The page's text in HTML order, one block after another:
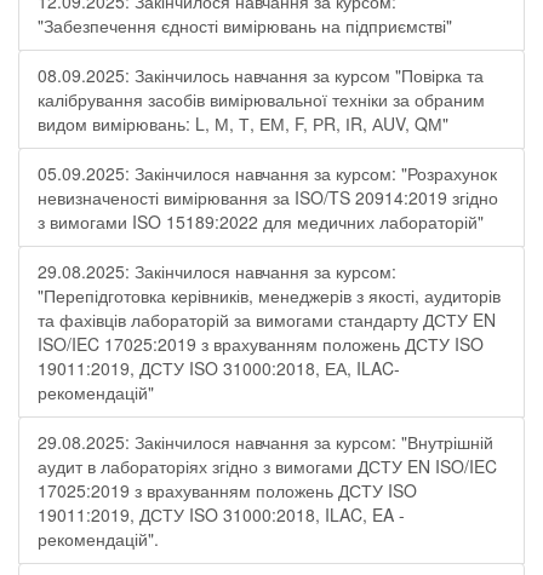
"Забезпечення єдності вимірювань на підприємстві"
08.09.2025: Закінчилось навчання за курсом "Повірка та
калібрування засобів вимірювальної техніки за обраним
видом вимірювань: L, М, Т, ЕМ, F, РR, ІR, АUV, QМ"
05.09.2025: Закінчилося навчання за курсом: "Розрахунок
невизначеності вимірювання за ISO/TS 20914:2019 згідно
з вимогами ISO 15189:2022 для медичних лабораторій"
29.08.2025: Закінчилося навчання за курсом:
"Перепідготовка керівників, менеджерів з якості, аудиторів
та фахівців лабораторій за вимогами стандарту ДСТУ EN
ISO/IEC 17025:2019 з врахуванням положень ДСТУ ISO
19011:2019, ДСТУ ISO 31000:2018, ЕА, ILAC-
рекомендацій"
29.08.2025: Закінчилося навчання за курсом: "Внутрішній
аудит в лабораторіях згідно з вимогами ДСТУ EN ISO/IEC
17025:2019 з врахуванням положень ДСТУ ISO
19011:2019, ДСТУ ISO 31000:2018, ILAC, EA -
рекомендацій".